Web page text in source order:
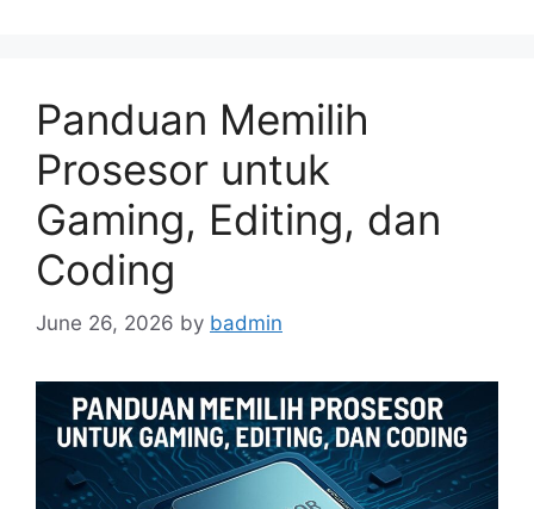
Panduan Memilih
Prosesor untuk
Gaming, Editing, dan
Coding
June 26, 2026 by badmin